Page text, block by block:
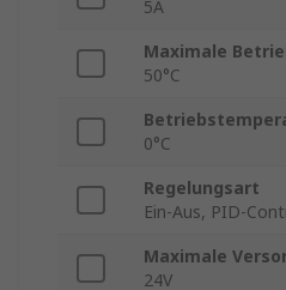
5A
Maximale
50°C
0°C
Regelungsart
Ein-Aus, PID-
Maximale
24V